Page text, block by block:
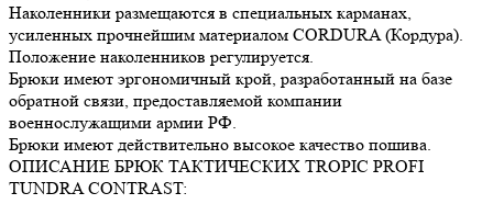
Наколенники размещаются в специальных карманах,
усиленных прочнейшим материалом CORDURA (Кордура).
Положение наколенников регулируется.
Брюки имеют эргономичный крой, разработанный на базе
обратной связи, предоставляемой компании
военнослужащими армии РФ.
Брюки имеют действительно высокое качество пошива.
ОПИСАНИЕ БРЮК ТАКТИЧЕСКИХ TROPIC PROFI
TUNDRA CONTRAST: